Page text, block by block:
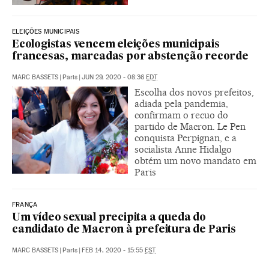
ELEIÇÕES MUNICIPAIS
Ecologistas vencem eleições municipais
francesas, marcadas por abstenção recorde
MARC BASSETS Paris JUN 29, 2020 - 08:36 EDT
Escolha dos novos prefeitos,
adiada pela pandemia,
confirmam o recuo do
partido de Macron. Le Pen
conquista Perpignan, e a
socialista Anne Hidalgo
obtém um novo mandato em
Paris
FRANÇA
Um vídeo sexual precipita a queda do
candidato de Macron à prefeitura de Paris
MARC BASSETS Paris FEB 14, 2020 - 15:55 EST